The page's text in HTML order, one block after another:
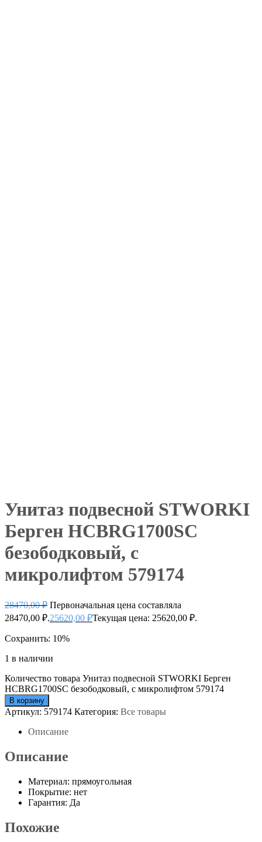
Унитаз подвесной STWORKI
Берген HCBRG1700SC
безободковый, с
микролифтом 579174
28470,00₽ Первоначальная цена составляла
28470,00 ₽.25620,00 ₽Текущая цена: 25620,00 ₽.
Сохранить: 10%
1 в наличии
Количество товара Унитаз подвесной STWORKI Берген
HCBRG1700SC безободковый, с микролифтом 579174
В корзину
Артикул: 579174 Категория: Все товары
Описание
Описание
Материал: прямоугольная
Покрытие: нет
Гарантия: Да
Похожие